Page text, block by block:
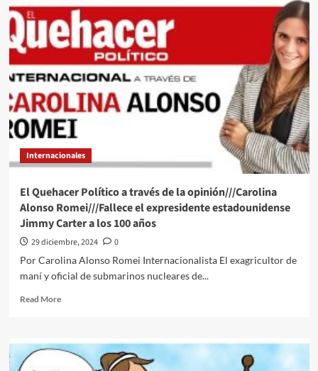
la
llegada
de
Trump
la
Blanca
afirma
que
México
cierra
2024
como
“el
país
más
democrático
mundo”
Internacionales
El Quehacer Político a través de la opinión///Carolina
Alonso Romei///Fallece el expresidente estadounidense
Jimmy Carter a los 100 años
29 diciembre, 2024
0
Por Carolina Alonso Romei Internacionalista El exagricultor de
maní y oficial de submarinos nucleares de...
Read MoreRead
Quehacer
Político